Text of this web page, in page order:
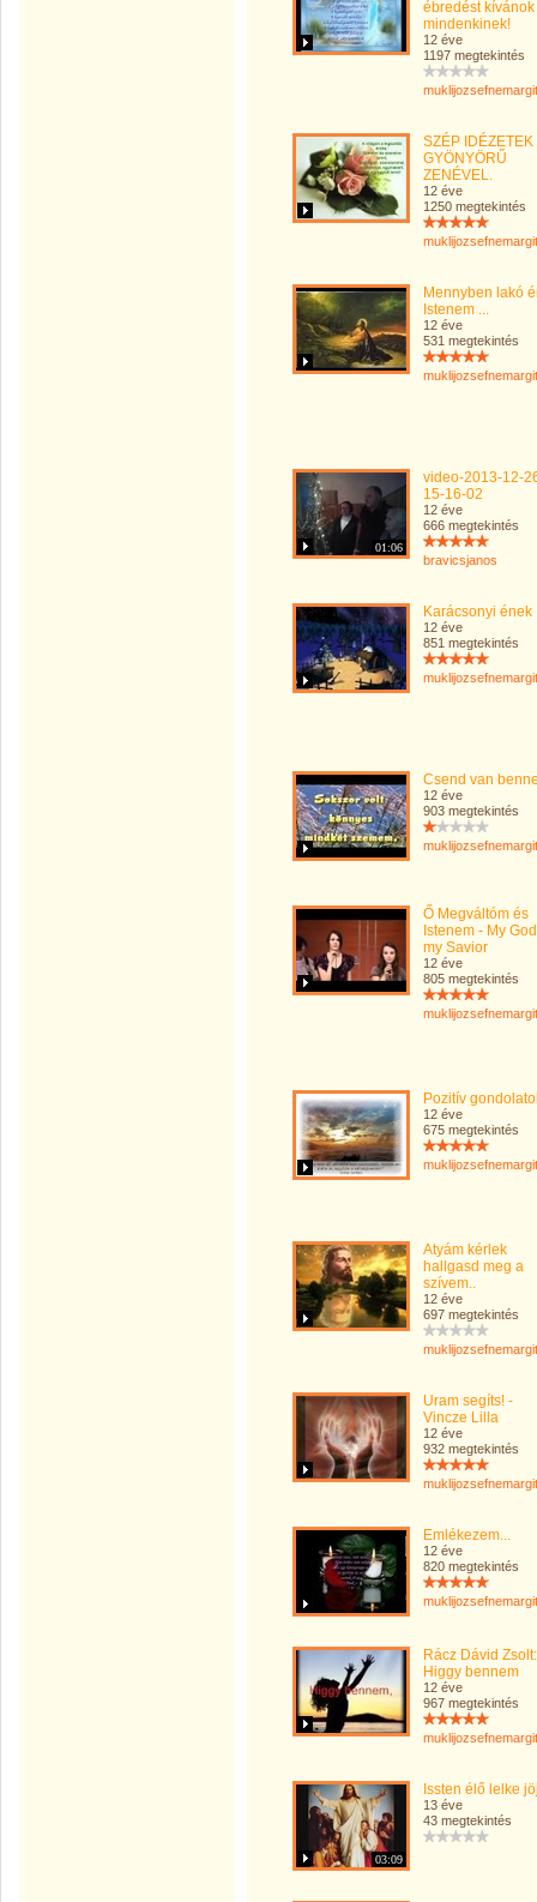
ébredést kívánok
mindenkinek!
12 éve
1197 megtekintés
muklijozsefnemargit
SZÉP IDÉZETEK
GYÖNYÖRŰ
ZENÉVEL.
12 éve
1250 megtekintés
muklijozsefnemargit
Mennyben lakó
Istenem ...
12 éve
531 megtekintés
muklijozsefnemargit
01:06
video-2013-12-
15-16-02
12 éve
666 megtekintés
bravicsjanos
Karácsonyi ének
12 éve
851 megtekintés
muklijozsefnemargit
Csend van
12 éve
903 megtekintés
muklijozsefnemargit
Ő Megváltóm és
Istenem - My God
my Savior
12 éve
805 megtekintés
muklijozsefnemargit
Pozitív
12 éve
675 megtekintés
muklijozsefnemargit
Atyám kérlek
hallgasd meg a
szívem..
12 éve
697 megtekintés
muklijozsefnemargit
Uram segíts! -
Vincze Lilla
12 éve
932 megtekintés
muklijozsefnemargit
Emlékezem...
12 éve
820 megtekintés
muklijozsefnemargit
Rácz Dávid Zsolt:
Higgy bennem
12 éve
967 megtekintés
muklijozsefnemargit
03:09
Issten élő lelke
13 éve
43 megtekintés